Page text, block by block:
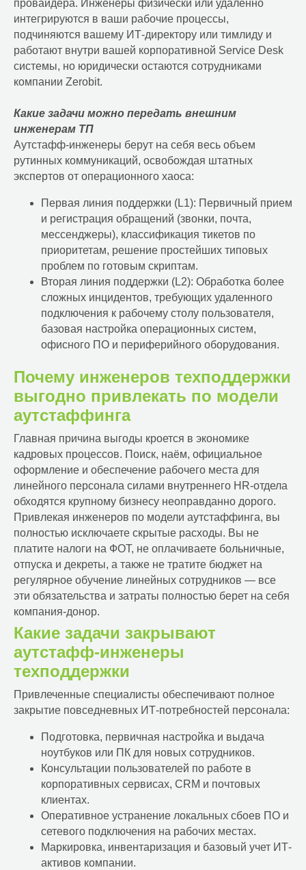
провайдера. Инженеры физически или удаленно
интегрируются в ваши рабочие процессы,
подчиняются вашему ИТ-директору или тимлиду и
работают внутри вашей корпоративной Service Desk
системы, но юридически остаются сотрудниками
компании Zerobit.
Какие задачи можно передать внешним
инженерам ТП
Аутстафф-инженеры берут на себя весь объем
рутинных коммуникаций, освобождая штатных
экспертов от операционного хаоса:
Первая линия поддержки (L1): Первичный прием
и регистрация обращений (звонки, почта,
мессенджеры), классификация тикетов по
приоритетам, решение простейших типовых
проблем по готовым скриптам.
Вторая линия поддержки (L2): Обработка более
сложных инцидентов, требующих удаленного
подключения к рабочему столу пользователя,
базовая настройка операционных систем,
офисного ПО и периферийного оборудования.
Почему инженеров техподдержки
выгодно привлекать по модели
аутстаффинга
Главная причина выгоды кроется в экономике
кадровых процессов. Поиск, наём, официальное
оформление и обеспечение рабочего места для
линейного персонала силами внутреннего HR-отдела
обходятся крупному бизнесу неоправданно дорого.
Привлекая инженеров по модели аутстаффинга, вы
полностью исключаете скрытые расходы. Вы не
платите налоги на ФОТ, не оплачиваете больничные,
отпуска и декреты, а также не тратите бюджет на
регулярное обучение линейных сотрудников — все
эти обязательства и затраты полностью берет на себя
компания-донор.
Какие задачи закрывают
аутстафф-инженеры
техподдержки
Привлеченные специалисты обеспечивают полное
закрытие повседневных ИТ-потребностей персонала:
Подготовка, первичная настройка и выдача
ноутбуков или ПК для новых сотрудников.
Консультации пользователей по работе в
корпоративных сервисах, CRM и почтовых
клиентах.
Оперативное устранение локальных сбоев ПО и
сетевого подключения на рабочих местах.
Маркировка, инвентаризация и базовый учет ИТ-
активов компании.